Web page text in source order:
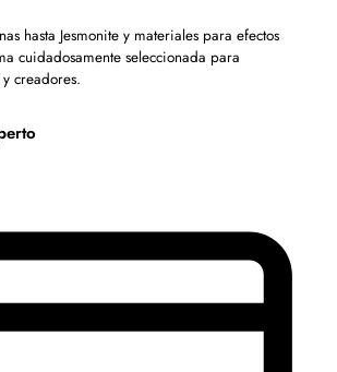
hasta Jesmonite y materiales para efectos
cuidadosamente seleccionada para
creadores.